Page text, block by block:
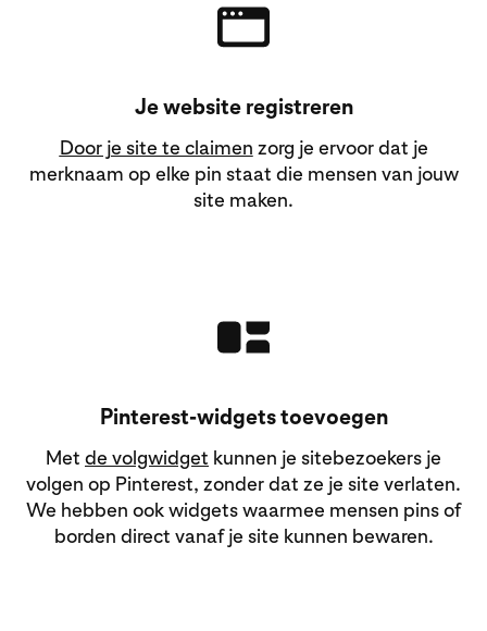
Je website registreren
Door je site te claimen zorg je ervoor dat je
merknaam op elke pin staat die mensen van jouw
site maken.
Pinterest-widgets toevoegen
Met de volgwidget kunnen je sitebezoekers je
volgen op Pinterest, zonder dat ze je site verlaten.
We hebben ook widgets waarmee mensen pins of
borden direct vanaf je site kunnen bewaren.